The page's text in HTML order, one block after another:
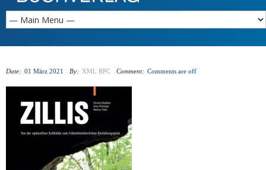
Date: 01 März 2021 By: XML RPC Comment: Comments are off